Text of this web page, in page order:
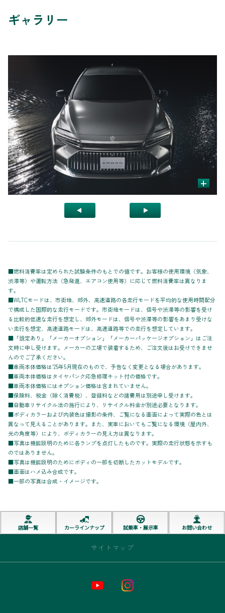
ギャラリー
+
■燃料消費率は定められた試験条件のもとでの値です。お客様の使用環境（気象、
渋滞等）や運転方法（急発進、エアコン使用等）に応じて燃料消費率は異なりま
す。
■WLTCモードは、市街地、郊外、高速道路の各走行モードを平均的な使用時間配分
で構成した国際的な走行モードです。市街地モードは、信号や渋滞等の影響を受け
る比較的低速な走行を想定し、郊外モードは、信号や渋滞等の影響をあまり受けな
い走行を想定、高速道路モードは、高速道路等での走行を想定しています。
■「設定あり」「メーカーオプション」「メーカーパッケージオプション」はご注
文時に申し受けます。メーカーの工場で装着するため、ご注文後はお受けできませ
んのでご了承ください。
■車両本体価格は'25年5月現在のもので、予告なく変更となる場合があります。
■車両本体価格はタイヤパンク応急修理キット付の価格です。
■車両本体価格にはオプション価格は含まれていません。
■保険料、税金（除く消費税）、登録料などの諸費用は別途申し受けます。
■自動車リサイクル法の施行により、リサイクル料金が別途必要となります。
■ボディカラーおよび内装色は撮影の条件、ご覧になる画面によって実際の色とは
異なって見えることがあります。また、実車においてもご覧になる環境（屋内外、
光の角度等）により、ボディカラーの見え方は異なります。
■写真は機能説明のために各ランプを点灯したものです。実際の走行状態を示すも
のではありません。
■写真は機能説明のためにボディの一部を切断したカットモデルです。
■画面はハメ込み合成です。
■一部の写真は合成・イメージです。
店舗一覧 カーラインナップ 試乗車・展示車 お問い合わせ
サイトマップ